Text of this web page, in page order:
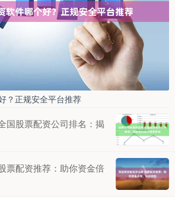
？正规安全平台推荐
国股票配资公司排名：揭
票配资推荐：助你资金倍